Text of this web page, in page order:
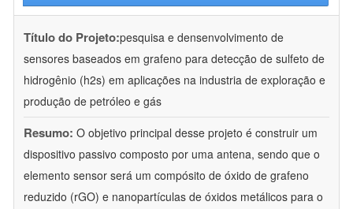
Título do Projeto:pesquisa e densenvolvimento de
sensores baseados em grafeno para detecção de sulfeto de
hidrogênio (h2s) em aplicações na industria de exploração e
produção de petróleo e gás
Resumo: O objetivo principal desse projeto é construir um
dispositivo passivo composto por uma antena, sendo que o
elemento sensor será um compósito de óxido de grafeno
reduzido (rGO) e nanopartículas de óxidos metálicos para o